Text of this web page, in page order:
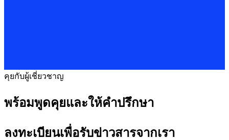
คุยกับผู้เชี่ยวชาญ
พร้อมพูดคุยและให้คำปรึกษา
ลงทะเบียนเพื่อรับข่าวสารจากเรา